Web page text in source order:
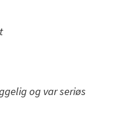
og var seriøs